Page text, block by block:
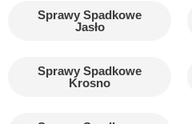
Sprawy Spadkowe
Jasło
Sprawy Spadkowe
Krosno